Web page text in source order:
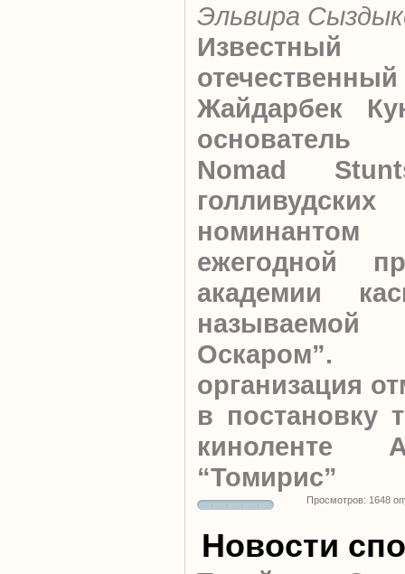
Эльвира
Известный
Жайдарбек
Nomad
ежегодной
академии
называемой
Оскаром”.
организация
в постановку
киноленте
“Томирис”
Просмотров: 1648
Новости